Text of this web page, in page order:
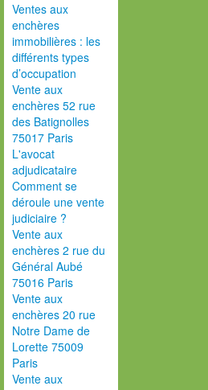
Ventes aux
enchères
immobilières : les
différents types
d’occupation
Vente aux
enchères 52 rue
des Batignolles
75017 Paris
L'avocat
adjudicataire
Comment se
déroule une vente
judiciaire ?
Vente aux
enchères 2 rue du
Général Aubé
75016 Paris
Vente aux
enchères 20 rue
Notre Dame de
Lorette 75009
Paris
Vente aux